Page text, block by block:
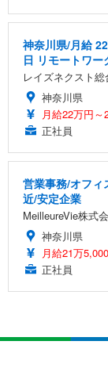
神奈川県/月給
日 リモートワー
レイズネクスト
神奈川県
月給22万円～
正社員
営業事務/オフィ
近/安定企業
MeilleureVie株式
神奈川県
月給21万
正社員